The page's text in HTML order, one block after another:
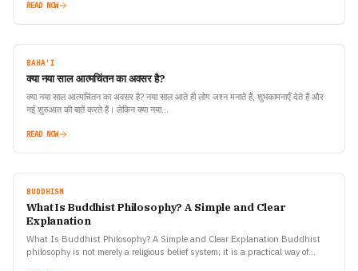
READ NOW
BAHA'I
क्या नया साल आत्मचिंतन का अवसर है?
क्या नया साल आत्मचिंतन का अवसर है? नया साल आते ही लोग जश्न मनाते हैं, शुभकामनाएँ देते हैं और
नई शुरुआत की बातें करते हैं। लेकिन क्या नया…
READ NOW
BUDDHISM
What Is Buddhist Philosophy? A Simple and Clear
Explanation
What Is Buddhist Philosophy? A Simple and Clear Explanation Buddhist
philosophy is not merely a religious belief system; it is a practical way of